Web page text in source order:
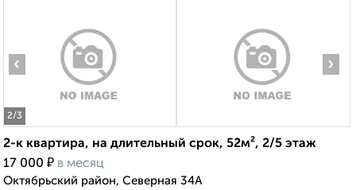
2/3
‹ ›
2-к квартира, на длительный срок, 52м², 2/5 этаж
17 000 ₽ в месяц
Октябрьский район, Северная 34А